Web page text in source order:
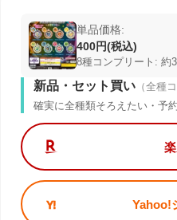
単品価格:
400円(税込)
8種コンプリート: 約
新品・セット買い （全種
確実に全種類そろえたい・予
Yahoo!